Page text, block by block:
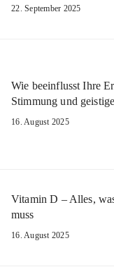
22. September 2025
Wie beeinflusst Ihre
Stimmung und
16. August 2025
Vitamin D – Alles,
muss
16. August 2025